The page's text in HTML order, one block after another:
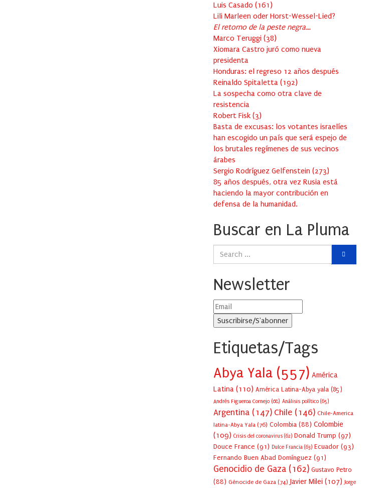
Luis Casado (161 )
Lili Marleen oder Horst-Wessel-Lied?
El retorno de la peste negra…
Marco Teruggi (38)
Xiomara Castro juró como nueva
presidenta
Honduras: el regreso 12 años después
Reinaldo Spitaletta (192)
La sospecha como otra clave de
resistencia
Robert Fisk (3)
Basta de excusas: los votantes israelíes
han escogido un país que será espejo de
los brutales regímenes de sus vecinos
árabes
Sergio Rodríguez Gelfenstein (273)
85 años después, otra vez Rusia está
haciendo la mayor contribución en
defensa de la humanidad.
Buscar en La Pluma
Newsletter
Etiquetas/Tags
Abya Yala (557) América
Latina (110) América Latina-Abya yala (85)
Andrés Figueroa Cornejo (68) Análisis político (65)
Argentina (147) Chile (146) Chile-America
latina-Abya Yala (76) Colombia (88) Colombie
(109) Crisis del coronavirus (62) Donald Trump (97)
Douce France (91) Dulce Francia (63) Ecuador (93)
Fernando Buen Abad Domínguez (91)
Genocidio de Gaza (162) Gustavo Petro
(88) Génocide de Gaza (74) Javier Milei (107) Jorge